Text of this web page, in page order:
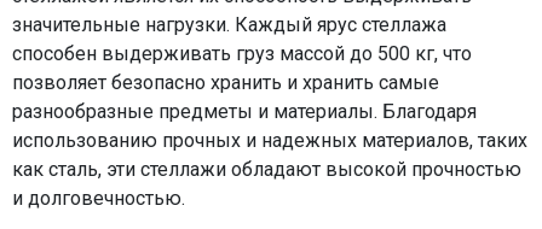
значительные нагрузки. Каждый ярус стеллажа
способен выдерживать груз массой до 500 кг, что
позволяет безопасно хранить и хранить самые
разнообразные предметы и материалы. Благодаря
использованию прочных и надежных материалов, таких
как сталь, эти стеллажи обладают высокой прочностью
и долговечностью.